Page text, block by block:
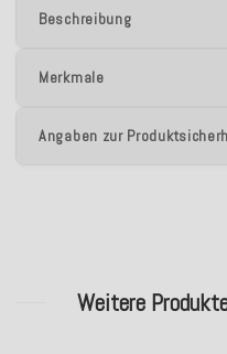
Beschreibung
Merkmale
Angaben zur
Weitere